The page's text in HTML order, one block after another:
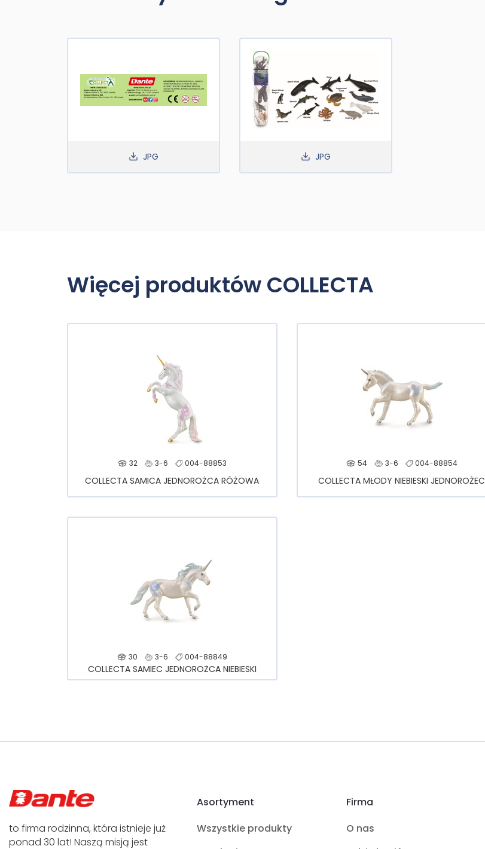
JPG JPG
Więcej produktów COLLECTA
32 3-6 004-88853
COLLECTA SAMICA JEDNOROŻCA RÓŻOWA
54 3-6 004-88854
COLLECTA MŁODY NIEBIESKI JEDNOROŻEC
30 3-6 004-88849
COLLECTA SAMIEC JEDNOROŻCA NIEBIESKI
to firma rodzinna, która istnieje już
ponad 30 lat! Naszą misją jest
Asortyment
Wszystkie produkty
Firma
O nas